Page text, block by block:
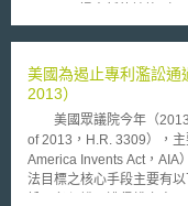
丹麥。亞洲國家中只有新加坡進入前10名
是日本、德國和瑞士。在
巴西和印度。 為了支持全
需要利用相關指標對創新
種環境，即是使這些相關
個國家的現況介紹，包括
2. 根據30多個國際公私部
據，19個是綜合指標，5個
競爭，讓消費者取得合理資、通訊服務。 在
網路時，必須加快速度與
約」（Wholesale Contract
性。除此之外，消費者目
Openreach 50歐元轉換
來將降其至10~15歐元，降
與費用，摒棄對光纖租用
Media與其他業者的競爭
美國為遏止專利濫訟
2013）
美國眾議院今年（2013
of 2013，H.R. 3309），
America Invents Act，AIA
法目標之核心手段主要有以下五個方向。 1.限縮提